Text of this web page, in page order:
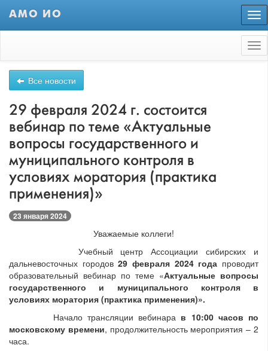
АМО ИО
Все новости
29 февраля 2024 г. состоится
вебинар по теме «Актуальные
вопросы государственного и
муниципального контроля в
условиях моратория (практика
применения)»
23 января 2024
Уважаемые коллеги!
Учебный центр Ассоциации сибирских и
дальневосточных городов29 февраля 2024 года проводит
образовательный вебинар по теме «Актуальные вопросы
государственного и муниципального контроля в
условиях моратория (практика применения)».
Начало трансляции вебинара в 10:00 часов по
московскому времени, продолжительность мероприятия – 2
часа.